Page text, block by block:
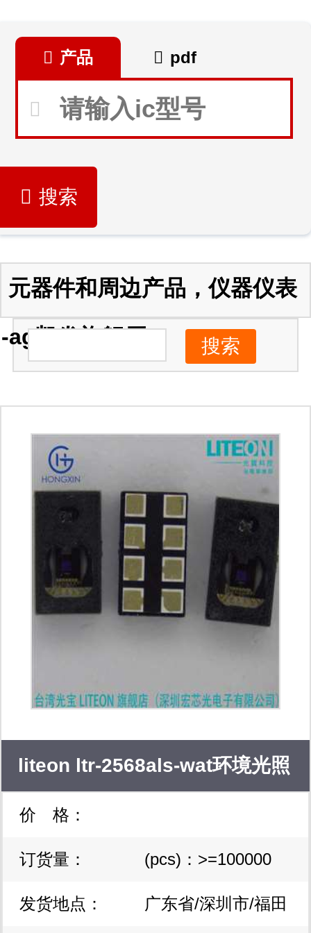
产品 pdf
搜索
元器件和周边产品，仪器仪表
-ag凯发旗舰厅
liteon ltr-2568als-wat环境光照
传感器 接近传感器
价 格：
订货量： (pcs)：>=100000
发货地点： 广东省/深圳市/福田